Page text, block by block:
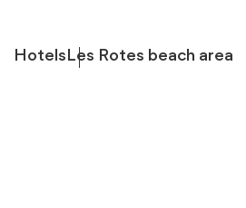
HotelsLes Rotes beach area